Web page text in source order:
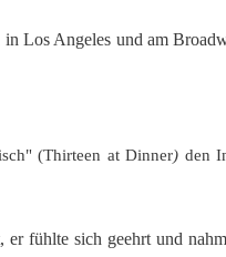
Los Angeles und am
(Thirteen at Dinner) den
fühlte sich geehrt und